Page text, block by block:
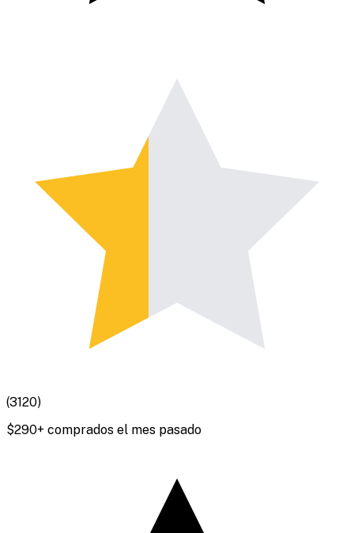
(3120)
$290+ comprados el mes pasado